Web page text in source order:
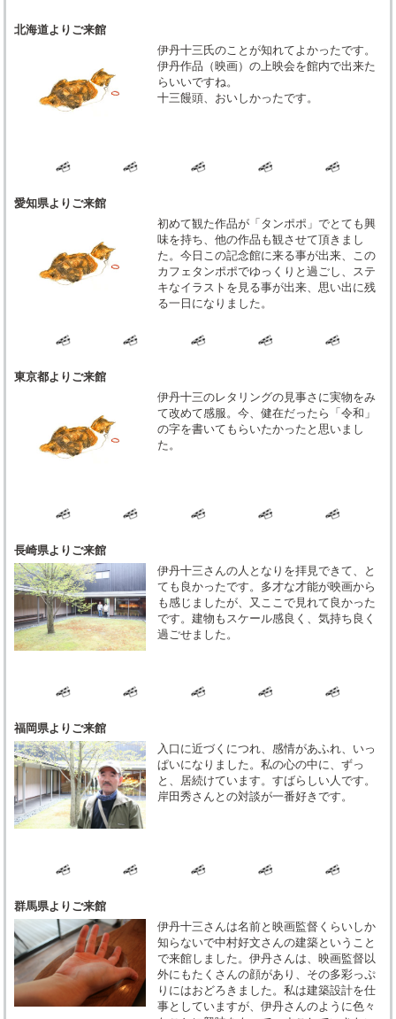
北海道よりご来館
伊丹十三氏のことが知れてよかったです。
伊丹作品（映画）の上映会を館内で出来た
らいいですね。
十三饅頭、おいしかったです。
愛知県よりご来館
初めて観た作品が「タンポポ」でとても興
味を持ち、他の作品も観させて頂きまし
た。今日この記念館に来る事が出来、この
カフェタンポポでゆっくりと過ごし、ステ
キなイラストを見る事が出来、思い出に残
る一日になりました。
東京都よりご来館
伊丹十三のレタリングの見事さに実物をみ
て改めて感服。今、健在だったら「令和」
の字を書いてもらいたかったと思いまし
た。
長崎県よりご来館
伊丹十三さんの人となりを拝見できて、と
ても良かったです。多才な才能が映画から
も感じましたが、又ここで見れて良かった
です。建物もスケール感良く、気持ち良く
過ごせました。
福岡県よりご来館
入口に近づくにつれ、感情があふれ、いっ
ぱいになりました。私の心の中に、ずっ
と、居続けています。すばらしい人です。
岸田秀さんとの対談が一番好きです。
群馬県よりご来館
伊丹十三さんは名前と映画監督くらいしか
知らないで中村好文さんの建築ということ
で来館しました。伊丹さんは、映画監督以
外にもたくさんの顔があり、その多彩っぷ
りにはおどろきました。私は建築設計を仕
事としていますが、伊丹さんのように色々